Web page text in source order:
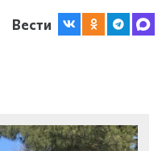
Вести